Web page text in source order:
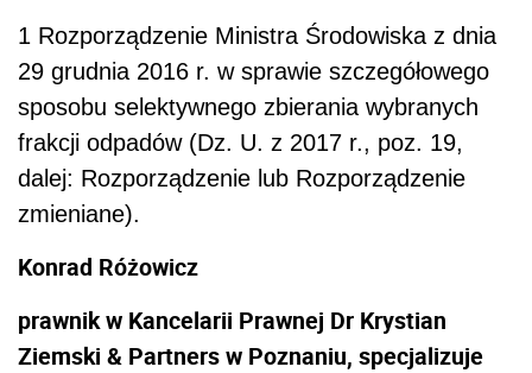
1 Rozporządzenie Ministra Środowiska z dnia
29 grudnia 2016 r. w sprawie szczegółowego
sposobu selektywnego zbierania wybranych
frakcji odpadów (Dz. U. z 2017 r., poz. 19,
dalej: Rozporządzenie lub Rozporządzenie
zmieniane).
Konrad Różowicz
prawnik w Kancelarii Prawnej Dr Krystian
Ziemski & Partners w Poznaniu, specjalizuje